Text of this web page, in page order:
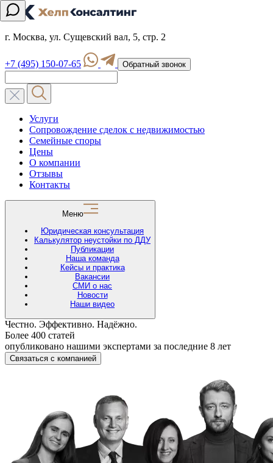
г. Москва, ул. Сущевский вал, 5, стр. 2
+7 (495) 150-07-65 Обратный звонок
Услуги
Сопровождение сделок с недвижимостью
Семейные споры
Цены
О компании
Отзывы
Контакты
Меню
Юридическая консультация
Калькулятор неустойки по ДДУ
Публикации
Наша команда
Кейсы и практика
Вакансии
СМИ о нас
Новости
Наши видео
Честно. Эффективно. Надёжно.
Более 400 статей
опубликовано нашими экспертами за последние 8 лет
Связаться с компанией